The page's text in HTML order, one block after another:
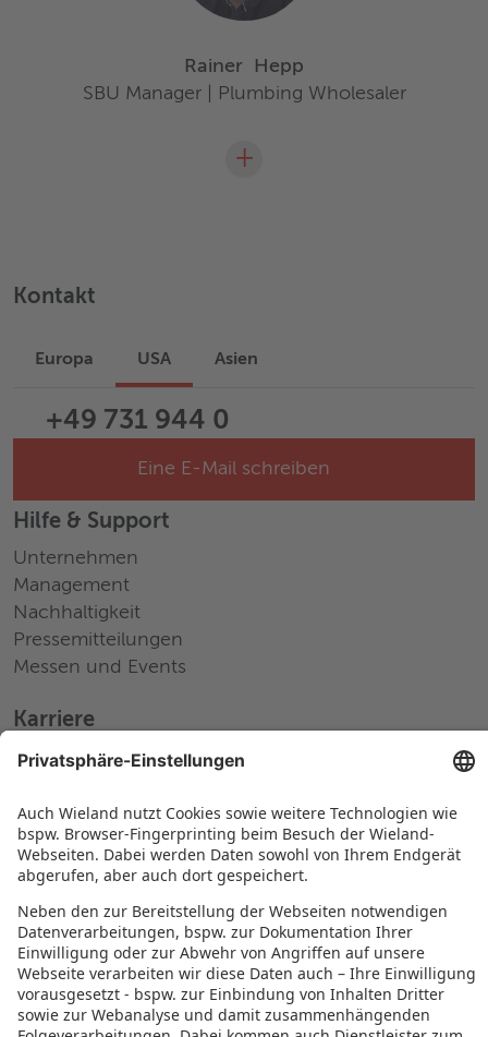
Rainer
Hepp
SBU Manager | Plumbing Wholesaler
+
Kontakt
Europa USA Asien
+49 731 944 0
Eine E-Mail schreiben
Hilfe & Support
Unternehmen
Management
Nachhaltigkeit
Pressemitteilungen
Messen und Events
Karriere
Arbeiten bei Wieland
Jobs Nordamerika
Jobs Asien
RECHTLICHES
Datenschutz